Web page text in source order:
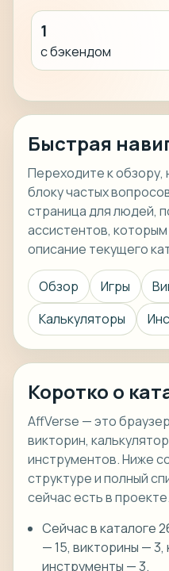
1
с бэкендом
Быстрая
Переходите к обзору,
блоку частых
страница для людей,
ассистентов,
описание текущего
Обзор Игры
Калькуляторы
Коротко о
AffVerse — это
викторин,
инструментов. Ниже
структуре и полный
сейчас есть в проекте.
Сейчас в каталоге
— 15, викторины — 3,
инструменты — 3.